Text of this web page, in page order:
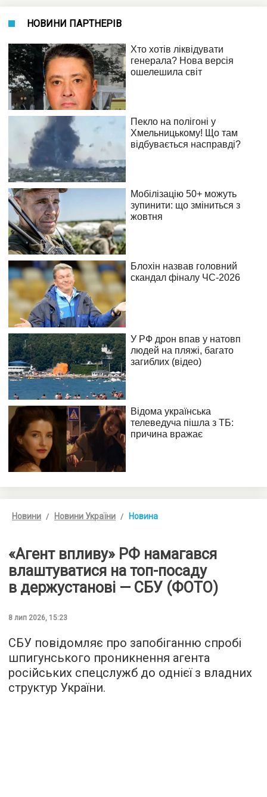
НОВИНИ ПАРТНЕРІВ
Новини Новини України Новина
«Агент впливу» РФ намагався
влаштуватися на топ-посаду
в держустанові — СБУ (ФОТО)
8 лип 2026, 15:23
СБУ повідомляє про запобіганню спробі
шпигунського проникнення агента
російських спецслужб до однієї з владних
структур України.